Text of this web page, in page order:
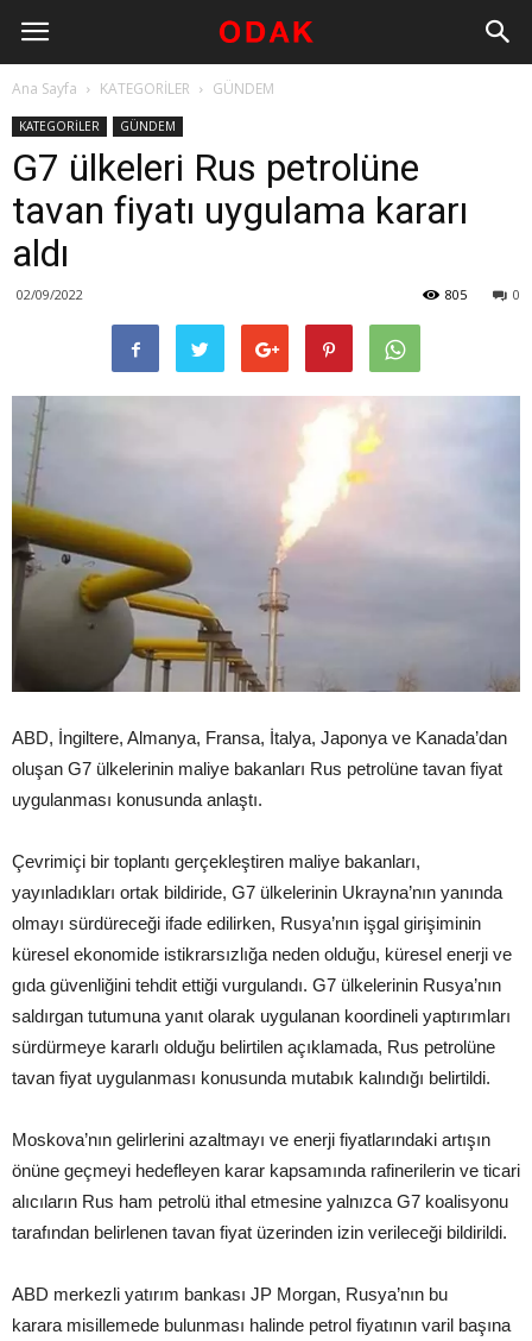
Ana Sayfa KATEGORİLER GÜNDEM
KATEGORİLER GÜNDEM
G7 ülkeleri Rus petrolüne
tavan fiyatı uygulama kararı
aldı
02/09/2022 0
805
ABD, İngiltere, Almanya, Fransa, İtalya, Japonya ve Kanada’dan
oluşan G7 ülkelerinin maliye bakanları Rus petrolüne tavan fiyat
uygulanması konusunda anlaştı.
Çevrimiçi bir toplantı gerçekleştiren maliye bakanları,
yayınladıkları ortak bildiride, G7 ülkelerinin Ukrayna’nın yanında
olmayı sürdüreceği ifade edilirken, Rusya’nın işgal girişiminin
küresel ekonomide istikrarsızlığa neden olduğu, küresel enerji ve
gıda güvenliğini tehdit ettiği vurgulandı. G7 ülkelerinin Rusya’nın
saldırgan tutumuna yanıt olarak uygulanan koordineli yaptırımları
sürdürmeye kararlı olduğu belirtilen açıklamada, Rus petrolüne
tavan fiyat uygulanması konusunda mutabık kalındığı belirtildi.
Moskova’nın gelirlerini azaltmayı ve enerji fiyatlarındaki artışın
önüne geçmeyi hedefleyen karar kapsamında rafinerilerin ve ticari
alıcıların Rus ham petrolü ithal etmesine yalnızca G7 koalisyonu
tarafından belirlenen tavan fiyat üzerinden izin verileceği bildirildi.
ABD merkezli yatırım bankası JP Morgan, Rusya’nın bu
karara misillemede bulunması halinde petrol fiyatının varil başına